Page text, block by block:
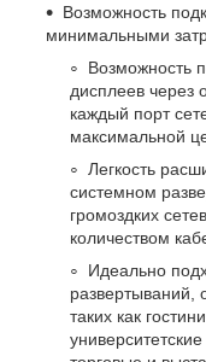
Возможность
минимальными
Возможность
дисплеев через
каждый порт
максимальной
Легкость
системном
громоздких
количеством
Идеально
развертываний,
таких как